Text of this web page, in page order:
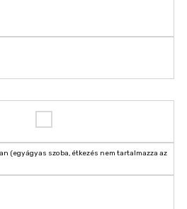
(egyágyas szoba, étkezés nem tartalmazza az